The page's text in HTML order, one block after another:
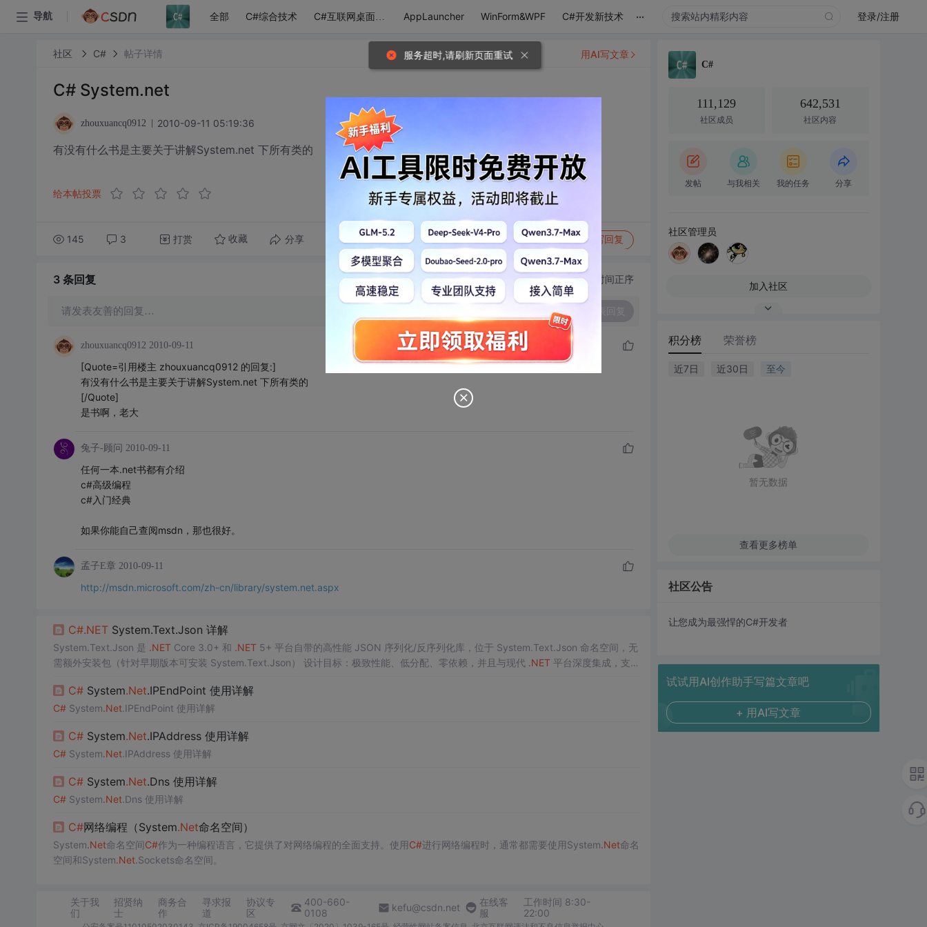
导航 全部 C#综合技术 C#互联网桌面应用 AppLauncher WinForm&WPF C#开发新技术 ... 登录/注册
社区 C# 帖子详情
C# System.net
zhouxuancq0912 2010-09-11 05:19:36
有没有什么书是主要关于讲解System.net 下所有类的
给本帖投票
145 3 打赏 收藏 分享 转发到动态 举报 写回复
用AI写文章
3 条回复 切换为时间正序
请发表友善的回复…
zhouxuancq0912 2010-09-11
[Quote=引用楼主 zhouxuancq0912 的回复:]
有没有什么书是主要关于讲解System.net 下所有类的
[/Quote]
是书啊，老大
兔子-顾问 2010-09-11
任何一本.net书都有介绍
c#高级编程
c#入门经典
如果你能自己查阅msdn，那也很好。
孟子E章 2010-09-11
http://msdn.microsoft.com/zh-cn/library/system.net.aspx
C#.NETSystem.Text.Json 详解
System.Text.Json 是 .NETCore 3.0+ 和 .NET5+ 平台自带的高性能 JSON 序列化/反序列化库，位于 System.Text.Json 命名空间，无
需额外安装包（针对早期版本可安装 System.Text.Json） 设计目标：极致性能、低分配、零依赖，并且与现代 .NET平台深度集成，支
LINQ to JSON）上略
C#System.Net.IPEndPoint 使用详解
C#System.Net.IPEndPoint 使用详解
C#System.Net.IPAddress 使用详解
C#System.Net.IPAddress 使用详解
C#System.Net.Dns 使用详解
C#System.Net.Dns 使用详解
C#网络编程（System.Net命名空间）
System.Net命名空间C#作为一种编程语言，它提供了对网络编程的全面支持。使用C#进行网络编程时，通常都需要使用System.Net命名
空间和System.Net.Sockets命名空间。
关于我
们
招贤纳
士
商务合
作
寻求报
道
协议专
区
400-660-
0108
kefu@csdn.net
在线客
服
工作时间 8:30-
22:00
C#
111,129
社区成员
642,531
社区内容
发帖 与我相关 我的任务 分享
社区管理员
加入社区
积分榜 荣誉榜
近7日 近30日 至今
暂无数据
查看更多榜单
社区公告
让您成为最强悍的C#开发者
试试用AI创作助手写篇文章吧
+ 用AI写文章
服务超时,请刷新页面重试